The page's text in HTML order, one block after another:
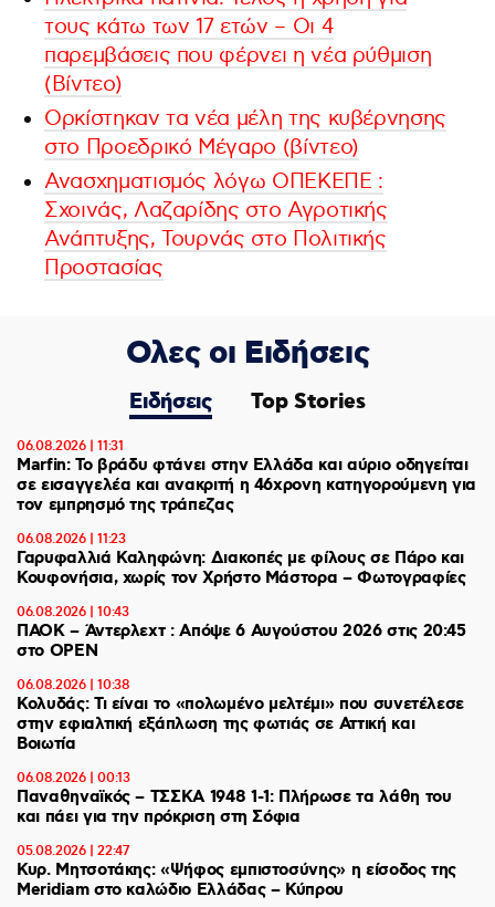
τους κάτω των 17 ετών – Οι 4
παρεμβάσεις που φέρνει η νέα ρύθμιση
(Βίντεο)
Ορκίστηκαν τα νέα μέλη της κυβέρνησης
στο Προεδρικό Μέγαρο (βίντεο)
Ανασχηματισμός λόγω ΟΠΕΚΕΠΕ :
Σχοινάς, Λαζαρίδης στο Αγροτικής
Ανάπτυξης, Τουρνάς στο Πολιτικής
Προστασίας
Ολες οι Ειδήσεις
Ειδήσεις Top Stories
06.08.2026 | 11:31
Marfin: Το βράδυ φτάνει στην Ελλάδα και αύριο οδηγείται
σε εισαγγελέα και ανακριτή η 46χρονη κατηγορούμενη για
τον εμπρησμό της τράπεζας
06.08.2026 | 11:23
Γαρυφαλλιά Καληφώνη: Διακοπές με φίλους σε Πάρο και
Κουφονήσια, χωρίς τον Χρήστο Μάστορα – Φωτογραφίες
06.08.2026 | 10:43
ΠΑΟΚ – Άντερλεχτ : Απόψε 6 Αυγούστου 2026 στις 20:45
στο ΟΡΕΝ
06.08.2026 | 10:38
Κολυδάς: Τι είναι το «πολωμένο μελτέμι» που συνετέλεσε
στην εφιαλτική εξάπλωση της φωτιάς σε Αττική και
Βοιωτία
06.08.2026 | 00:13
Παναθηναϊκός – ΤΣΣΚΑ 1948 1-1: Πλήρωσε τα λάθη του
και πάει για την πρόκριση στη Σόφια
05.08.2026 | 22:47
Κυρ. Μητσοτάκης: «Ψήφος εμπιστοσύνης» η είσοδος της
Meridiam στο καλώδιο Ελλάδας – Κύπρου